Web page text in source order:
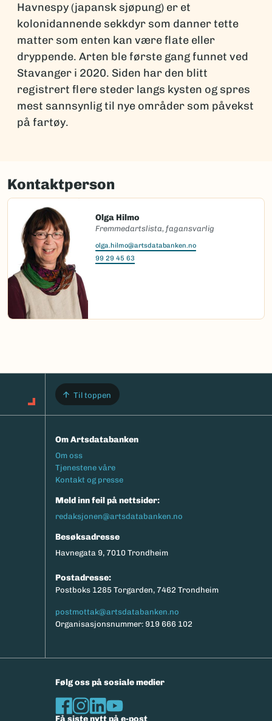
Havnespy (japansk sjøpung) er et
kolonidannende sekkdyr som danner tette
matter som enten kan være flate eller
dryppende. Arten ble første gang funnet ved
Stavanger i 2020. Siden har den blitt
registrert flere steder langs kysten og spres
mest sannsynlig til nye områder som påvekst
på fartøy.
Kontaktperson
Olga Hilmo
Fremmedartslista, fagansvarlig
olga.hilmo@artsdatabanken.no
99 29 45 63
Til toppen
Om Artsdatabanken
Footermeny
Om oss
Tjenestene våre
Kontakt og presse
Meld inn feil på nettsider:
redaksjonen@artsdatabanken.no
Besøksadresse
Havnegata 9, 7010 Trondheim
Postadresse:
Postboks 1285 Torgarden, 7462 Trondheim
postmottak@artsdatabanken.no
Organisasjonsnummer: 919 666 102
Følg oss på sosiale medier
Få siste nytt på e-post